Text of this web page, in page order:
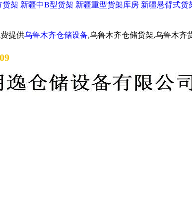
货架 新疆中B型货架 新疆重型货架库房 新疆悬臂式货
提供乌鲁木齐仓储设备,乌鲁木齐仓储货架,乌鲁木齐